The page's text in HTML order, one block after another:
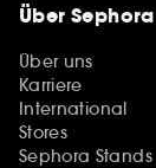
Über Sephora
Über uns
Karriere
International
Stores
Sephora Stands